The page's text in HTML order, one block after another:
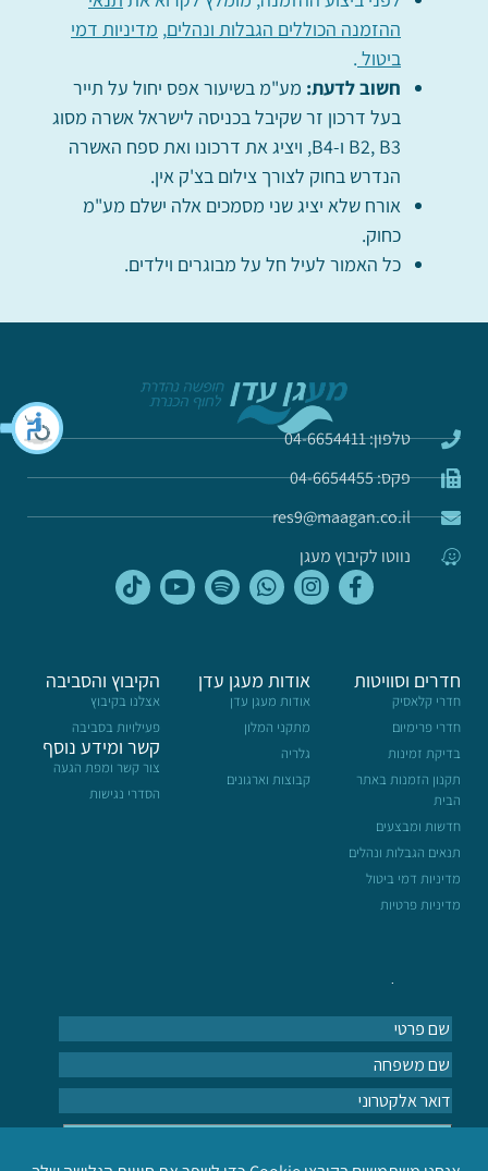
ההזמנה הכוללים הגבלות ונהלים, מדיניות דמי
ביטול .
חשוב לדעת: מע"מ בשיעור אפס יחול על תייר
בעל דרכון זר שקיבל בכניסה לישראל אשרה מסוג
B2, B3 ו-B4, ויציג את דרכונו ואת ספח האשרה
הנדרש בחוק לצורך צילום בצ'ק אין.
אורח שלא יציג שני מסמכים אלה ישלם מע"מ
כחוק.
כל האמור לעיל חל על מבוגרים וילדים.
טלפון: 04-6654411
פקס: 04-6654455
res9@maagan.co.il
נווטו לקיבוץ מעגן
חדרים וסוויטות
חדרי קלאסיק
חדרי פרימיום
בדיקת זמינות
תקנון הזמנות באתר
הבית
חדשות ומבצעים
תנאים הגבלות ונהלים
מדיניות דמי ביטול
מדיניות פרטיות
אודות מעגן עדן
אודות מעגן עדן
מתקני המלון
גלריה
קבוצות וארגונים
הקיבוץ והסביבה
אצלנו בקיבוץ
פעילויות בסביבה
קשר ומידע נוסף
צור קשר ומפת הגעה
הסדרי נגישות
הרשמה לעדכונים